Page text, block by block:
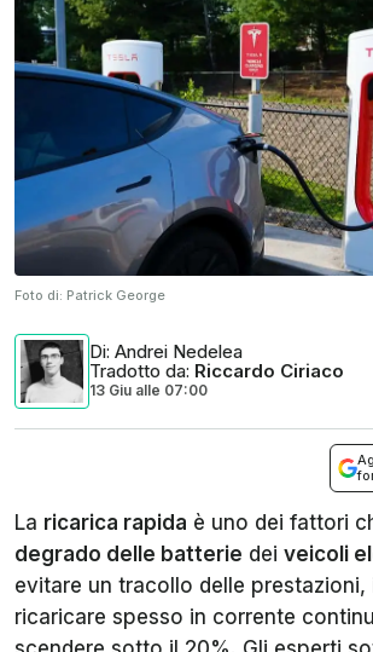
Foto di: Patrick George
Di: Andrei Nedelea
Tradotto da: Riccardo Ciriaco
13 Giu alle 07:00
La ricarica rapida è uno dei fattori
degrado delle batterie dei veicoli
evitare un tracollo delle prestazioni,
ricaricare spesso in corrente